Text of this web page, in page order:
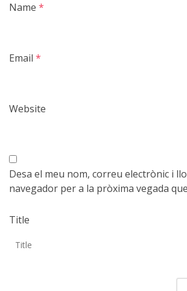
Name *
Email *
Website
Desa el meu nom, correu electrònic i
navegador per a la pròxima vegada
Title